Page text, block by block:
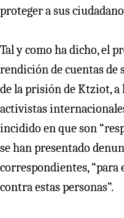
proteger a sus
Tal y como ha dicho, el
rendición de cuentas de
de la prisión de Ktziot, a
activistas
incidido en que son
se han presentado
correspondientes,
contra estas personas”.